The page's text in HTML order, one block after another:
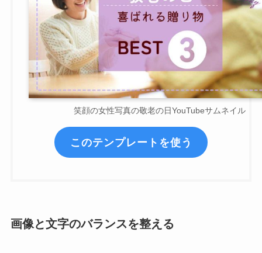
笑顔の女性写真の敬老の日YouTubeサムネイル
このテンプレートを使う
画像と文字のバランスを整える